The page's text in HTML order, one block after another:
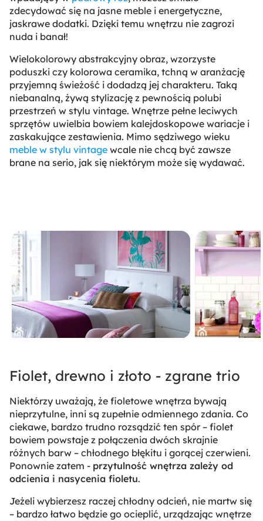
zdecydować się na jasne meble i energetyczne,
jaskrawe dodatki. Dzięki temu wnętrzu nie zagrozi
nuda i banał!
Wielokolorowy abstrakcyjny obraz, wzorzyste
poduszki czy kolorowa ceramika, tchną w aranżację
przyjemną świeżość i dodadzą jej charakteru. Taką
niebanalną, żywą stylizację z pewnością polubi
przestrzeń w stylu vintage. Wnętrze pełne leciwych
sprzętów uwielbia bowiem kalejdoskopowe wariacje i
zaskakujące zestawienia. Mimo sędziwego wieku
meble w stylu vintage wcale nie chcą być zawsze
brane na serio, jak się niektórym może się wydawać.
Fiolet, drewno i złoto - zgrane trio
Niektórzy uważają, że fioletowe wnętrza bywają
nieprzytulne, inni są zupełnie odmiennego zdania. Co
ciekawe, bardzo trudno rozsądzić ten spór – fiolet
bowiem powstaje z połączenia dwóch skrajnie
różnych barw – chłodnego błękitu i gorącej czerwieni.
Ponownie zatem - przytulność wnętrza zależy od
odcienia i nasycenia fioletu.
Jeżeli wybierzesz raczej chłodny odcień, nie martw się
– bardzo łatwo będzie go ocieplić, urządzając wnętrze